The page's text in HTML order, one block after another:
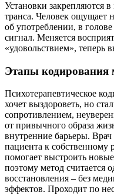
Установки закрепляются
транса. Человек ощущает
об употреблении, в
сигнал. Меняется
«удовольствием», теперь
Этапы кодирования
Психотерапевтическое
хочет выздороветь, но
сопротивлением,
от привычного образа
внутренние барьеры.
пациента к
помогает выстроить
поэтому метод считается
восстановления – без
эффектов. Проходит по